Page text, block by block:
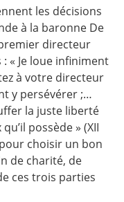
les décisions
à la baronne De
directeur
« Je loue infiniment
à votre directeur
y persévérer ;…
la juste liberté
possède » (XII
choisir un bon
de charité, de
ces trois parties